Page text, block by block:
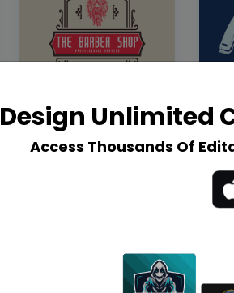
Design Unlimited
Access Thousands Of